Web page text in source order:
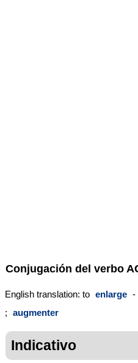
Conjugación del verbo
English translation: to enlarge -
; augmenter
Indicativo